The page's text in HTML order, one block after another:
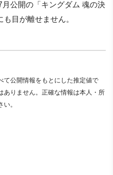
公開の「キングダム 魂の決
目が離せません。
公開情報をもとにした推定値で
ありません。正確な情報は本人・所
。